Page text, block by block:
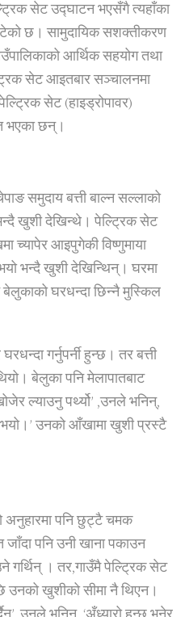
सेट उद्घाटन भएसँगै त्यहाँका
छ। सामुदायिक सशक्तीकरण
आर्थिक सहयोग तथा
सेट आइतबार सञ्चालनमा
सेट (हाइड्रोपावर)
भएका छन्।
समुदाय बत्ती बाल्न सल्लाको
भन्दै खुशी देखिन्थे। पेल्ट्रिक सेट
च्यापेर आइपुगेकी विष्णुमाया
भन्दै खुशी देखिन्थिन्। घरमा
बेलुकाको घरधन्दा छिन्नै मुस्किल
गर्नुपर्नी हुन्छ। तर बत्ती
बेलुका पनि मेलापातबाट
ल्याउनु पर्थ्यो’ ,उनले भनिन्,
भयो।’ उनको आँखामा खुशी प्रस्टै
अनुहारमा पनि छुट्टै चमक
जाँदा पनि उनी खाना पकाउन
गर्थिन् । तर,गाउँमै पेल्ट्रिक सेट
उनको खुशीको सीमा नै थिएन।